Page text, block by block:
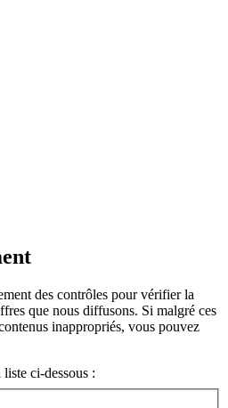
des contrôles pour vérifier la
que nous diffusons. Si malgré ces
inappropriés, vous pouvez
ci-dessous :